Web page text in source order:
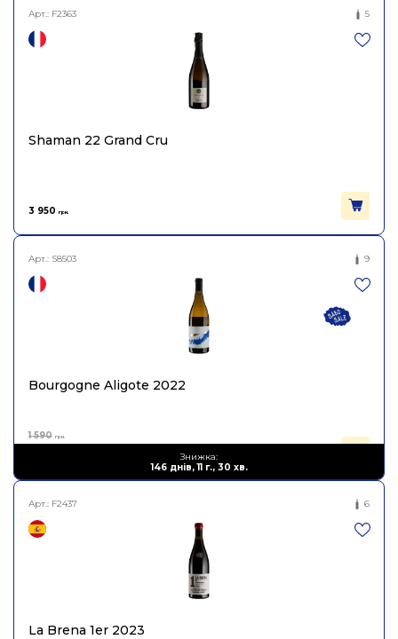
Арт.: F2363 5
Shaman 22 Grand Cru
3 950 грн.
Арт.: S8503
Знижка:
146 днів, 11 г., 30 хв.
9
Bourgogne Aligote 2022
1 590 грн.
Арт.: F2437 6
La Brena 1er 2023